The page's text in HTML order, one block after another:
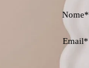
Nome*
Email*